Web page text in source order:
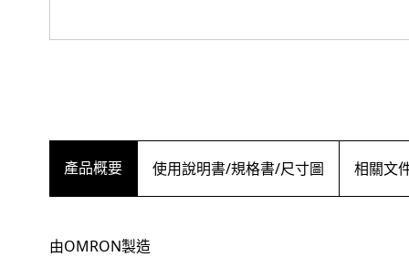
產品概要 使用說明書/規格書/尺寸圖 相關文
由OMRON製造